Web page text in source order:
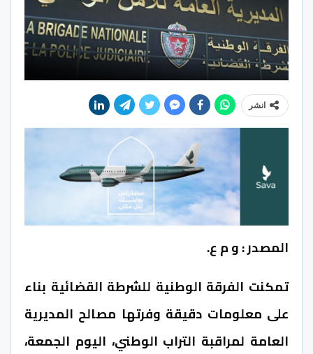
انشر
المصدر : و م ع.
تمكنت الفرقة الوطنية للشرطة القضائية بناء
على معلومات دقيقة وفرتها مصالح المديرية
العامة لمراقبة التراب الوطني، اليوم الجمعة،